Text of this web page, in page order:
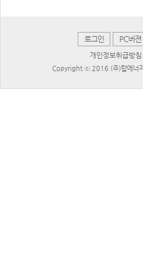
로그인 PC버젼
개인정보취급방침
Copyright ⓒ 2016 (주)탑에너